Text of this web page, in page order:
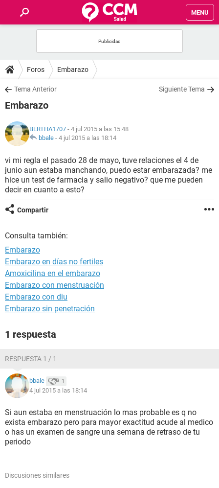
MENU
FOROS
SALUD
NUTRICIÓN
BIENESTAR
SEXUALIDAD
GLOSARIO
Foros Embarazo
Tema Anterior Siguiente Tema
Embarazo
BERTHA1707 - 4 jul 2015 a las 15:48
bbale - 4 jul 2015 a las 18:14
vi mi regla el pasado 28 de mayo, tuve relaciones el 4 de
junio aun estaba manchando, puedo estar embarazada? me
hice un test de farmacia y salio negativo? que me pueden
decir en cuanto a esto?
Compartir
Consulta también:
Embarazo
Embarazo en días no fertiles
Amoxicilina en el embarazo
Embarazo con menstruación
Embarazo con diu
Embarazo sin penetración
1 respuesta
RESPUESTA 1 / 1
bbale 1
4 jul 2015 a las 18:14
Si aun estaba en menstruación lo mas probable es q no
exista embarazo pero para mayor exactitud acude al medico
o has un examen de sangre una semana de retraso de tu
periodo
Discusiones similares